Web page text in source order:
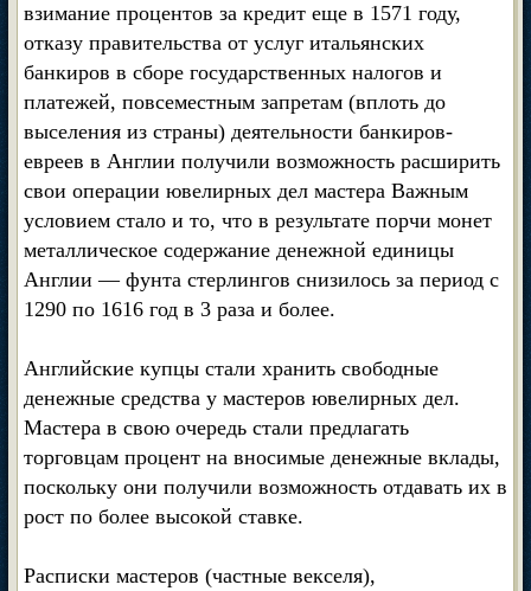
взимание процентов за кредит еще в 1571 году,
отказу правительства от услуг итальянских
банкиров в сборе государственных налогов и
платежей, повсеместным запретам (вплоть до
выселения из страны) деятельности банкиров-
евреев в Англии получили возможность расширить
свои операции ювелирных дел мастера Важным
условием стало и то, что в результате порчи монет
металлическое содержание денежной единицы
Англии — фунта стерлингов снизилось за период с
1290 по 1616 год в 3 раза и более.
Английские купцы стали хранить свободные
денежные средства у мастеров ювелирных дел.
Мастера в свою очередь стали предлагать
торговцам процент на вносимые денежные вклады,
поскольку они получили возможность отдавать их в
рост по более высокой ставке.
Расписки мастеров (частные векселя),